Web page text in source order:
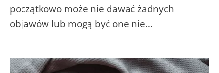
początkowo może nie dawać żadnych
objawów lub mogą być one nie…